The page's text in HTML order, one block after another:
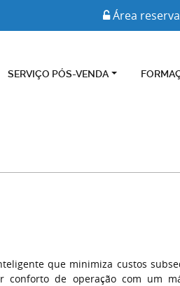
Área
SERVIÇO PÓS-VENDA
que minimiza custos
conforto de operação com um